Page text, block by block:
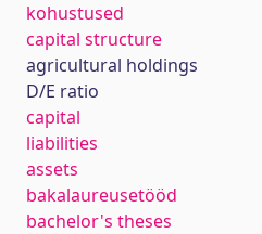
kohustused
capital structure
agricultural holdings
D/E ratio
capital
liabilities
assets
bakalaureusetööd
bachelor's theses